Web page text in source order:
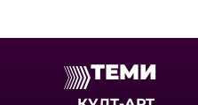
ТЕМИ